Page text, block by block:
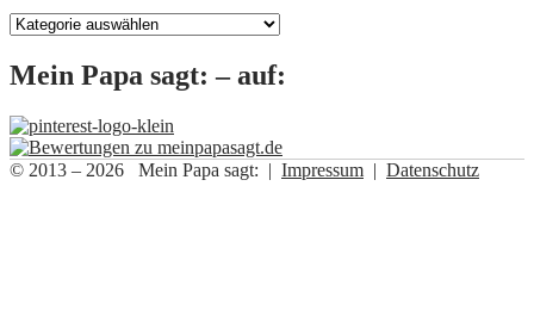
Kategorien
Mein Papa sagt: – auf:
© 2013 – 2026 Mein Papa sagt: | Impressum | Datenschutz